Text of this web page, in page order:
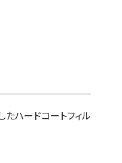
たハードコートフィル